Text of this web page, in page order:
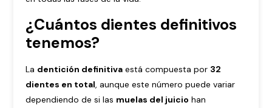
¿Cuántos dientes definitivos
tenemos?
La dentición definitiva está compuesta por 32
dientes en total , aunque este número puede variar
dependiendo de si las muelas del juicio han